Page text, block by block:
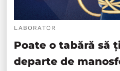
LABORATOR
Poate o tabără să
departe de